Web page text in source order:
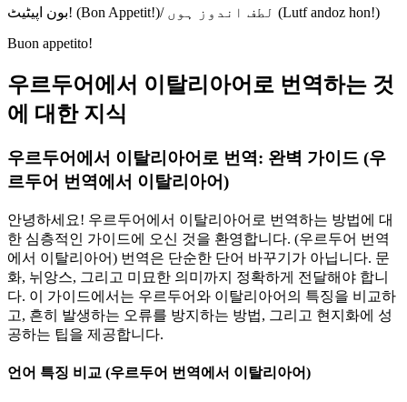
بون اپیٹیٹ! (Bon Appetit!)/ لطف اندوز ہوں (Lutf andoz hon!)
Buon appetito!
우르두어에서 이탈리아어로 번역하는 것
에 대한 지식
우르두어에서 이탈리아어로 번역: 완벽 가이드 (우
르두어 번역에서 이탈리아어)
안녕하세요! 우르두어에서 이탈리아어로 번역하는 방법에 대
한 심층적인 가이드에 오신 것을 환영합니다. (우르두어 번역
에서 이탈리아어) 번역은 단순한 단어 바꾸기가 아닙니다. 문
화, 뉘앙스, 그리고 미묘한 의미까지 정확하게 전달해야 합니
다. 이 가이드에서는 우르두어와 이탈리아어의 특징을 비교하
고, 흔히 발생하는 오류를 방지하는 방법, 그리고 현지화에 성
공하는 팁을 제공합니다.
언어 특징 비교 (우르두어 번역에서 이탈리아어)